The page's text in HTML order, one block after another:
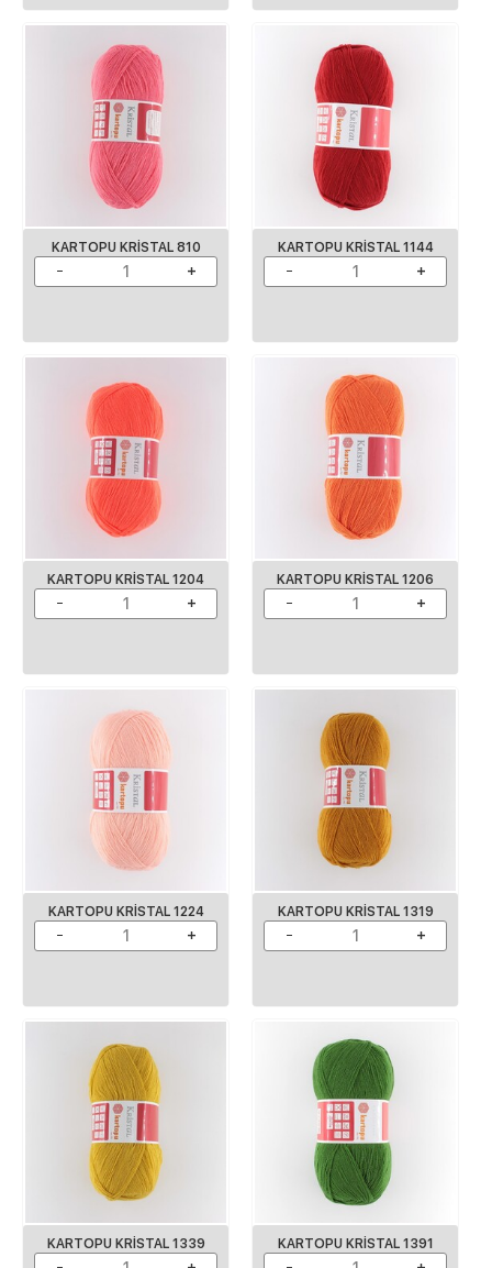
KARTOPU KRISTAL 810 KARTOPU KRISTAL 1144
KARTOPU KRISTAL 1204 KARTOPU KRISTAL 1206
KARTOPU KRISTAL 1224 KARTOPU KRISTAL 1319
KARTOPU KRISTAL 1339 KARTOPU KRISTAL 1391